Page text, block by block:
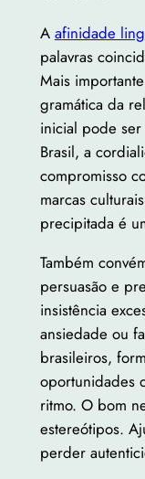
A afinidade
palavras
Mais
gramática da
inicial pode
Brasil, a
compromisso
marcas
precipitada é
Também
persuasão e
insistência
ansiedade ou
brasileiros,
oportunidades
ritmo. O bom
estereótipos.
perder